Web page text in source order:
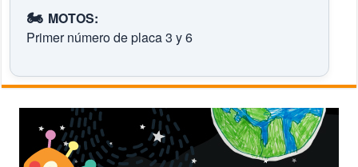
🏍️ MOTOS:
Primer número de placa 3 y 6